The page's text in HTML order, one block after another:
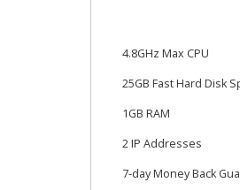
4.8GHz Max CPU
25GB Fast Hard Disk
1GB RAM
2 IP Addresses
7-day Money Back